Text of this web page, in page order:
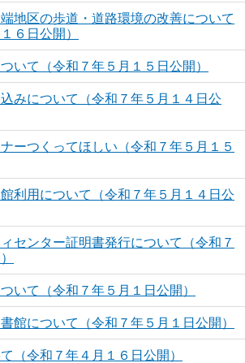
地区の歩道・道路環境の改善について
６日公開）
いて（令和７年５月１５日公開）
みについて（令和７年５月１４日公
ーつくってほしい（令和７年５月１５
利用について（令和７年５月１４日公
センター証明書発行について（令和７
いて（令和７年５月１日公開）
館について（令和７年５月１日公開）
（令和７年４月１６日公開）